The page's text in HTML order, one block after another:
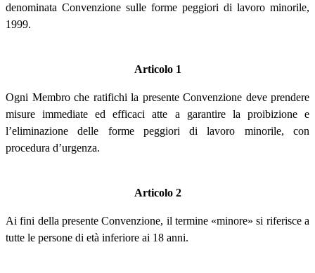
denominata Convenzione sulle forme peggiori di lavoro minorile,
1999.
Articolo 1
Ogni Membro che ratifichi la presente Convenzione deve prendere
misure immediate ed efficaci atte a garantire la proibizione e
l’eliminazione delle forme peggiori di lavoro minorile, con
procedura d’urgenza.
Articolo 2
Ai fini della presente Convenzione, il termine «minore» si riferisce a
tutte le persone di età inferiore ai 18 anni.